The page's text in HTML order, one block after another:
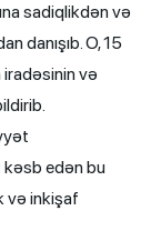
sadiqlikdən və
danışıb. O, 15
iradəsinin və
kəsb edən bu
və inkişaf